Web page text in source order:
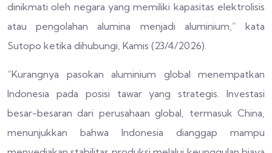
dinikmati oleh negara yang memiliki kapasitas elektrolisis
atau pengolahan alumina menjadi aluminium,” kata
Sutopo ketika dihubungi, Kamis (23/4/2026).
“Kurangnya pasokan aluminium global menempatkan
Indonesia pada posisi tawar yang strategis. Investasi
besar-besaran dari perusahaan global, termasuk China,
menunjukkan bahwa Indonesia dianggap mampu